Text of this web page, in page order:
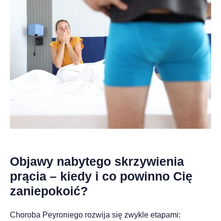
Objawy nabytego skrzywienia
prącia – kiedy i co powinno Cię
zaniepokoić?
Choroba Peyroniego rozwija się zwykle etapami: